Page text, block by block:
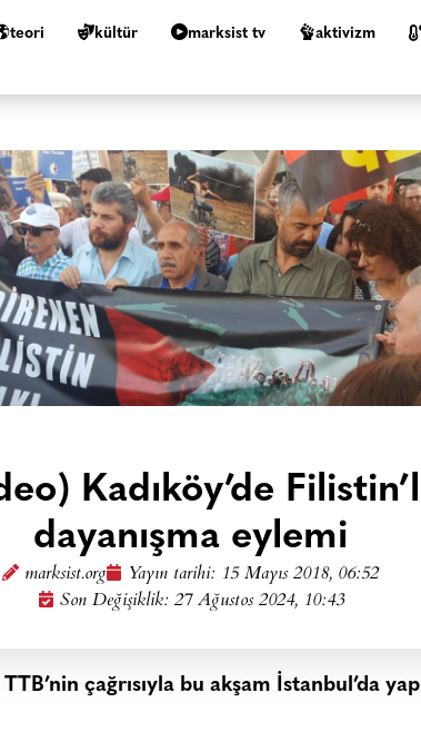
teori kültür marksist tv aktivizm
Kadıköy’de
dayanışma eylemi
marksist.org Yayın tarihi: 15 Mayıs 2018, 06:52
Son Değişiklik: 27 Ağustos 2024, 10:43
çağrısıyla bu akşam İstanbul’da